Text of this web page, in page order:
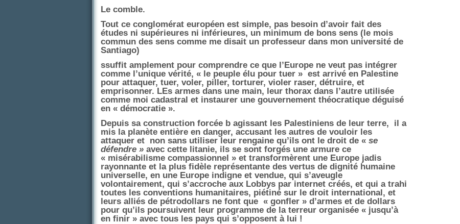
Le comble.
Tout ce conglomérat européen est simple, pas besoin d’avoir fait des
études ni supérieures ni inférieures, un minimum de bons sens (le mois
commun des sens comme me disait un professeur dans mon université de
Santiago)
ssuffit amplement pour comprendre ce que l’Europe ne veut pas intégrer
comme l’unique vérité, « le peuple élu pour tuer » est arrivé en Palestine
pour attaquer, tuer, voler, piller, torturer, violer raser, détruire, et
emprisonner. LEs armes dans une main, leur thorax dans l’autre utilisée
comme moi cadastral et instaurer une gouvernement théocratique déguisé
en « démocratie ».
Depuis sa construction forcée b agissant les Palestiniens de leur terre, il a
mis la planète entière en danger, accusant les autres de vouloir les
attaquer et non sans utiliser leur rengaine qu’ils ont le droit de « se
défendre » avec cette litanie, ils se sont forgés une armure ce
« misérabilisme compassionnel » et transformèrent une Europe jadis
rayonnante et la plus fidèle représentante des vertus de dignité humaine
universelle, en une Europe indigne et vendue, qui s’aveugle
volontairement, qui s’accroche aux Lobbys par internet créés, et qui a trahi
toutes les conventions humanitaires, piétiné sur le droit international, et
leurs alliés de pétrodollars ne font que « gonfler » d’armes et de dollars
pour qu’ils poursuivent leur programme de la terreur organisée « jusqu’à
en finir » avec tous les pays qui s’opposent à lui !